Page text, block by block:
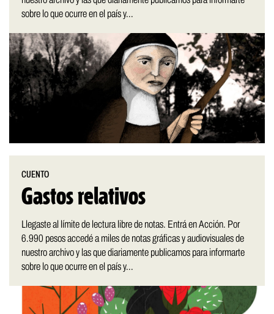
sobre lo que ocurre en el país y...
CUENTO
Gastos relativos
Llegaste al límite de lectura libre de notas. Entrá en Acción. Por
6.990 pesos accedé a miles de notas gráficas y audiovisuales de
nuestro archivo y las que diariamente publicamos para informarte
sobre lo que ocurre en el país y...